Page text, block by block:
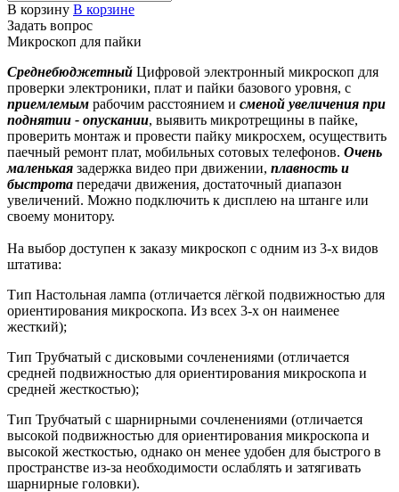
В корзину В корзине
Задать вопрос
Микроскоп для пайки
Среднебюджетный Цифровой электронный микроскоп для
проверки электроники, плат и пайки базового уровня, с
приемлемым рабочим расстоянием и сменой увеличения при
поднятии - опускании, выявить микротрещины в пайке,
проверить монтаж и провести пайку микросхем, осуществить
паечный ремонт плат, мобильных сотовых телефонов. Очень
маленькая задержка видео при движении, плавность и
быстрота передачи движения, достаточный диапазон
увеличений. Можно подключить к дисплею на штанге или
своему монитору.
На выбор доступен к заказу микроскоп с одним из 3-х видов
штатива:
Тип Настольная лампа (отличается лёгкой подвижностью для
ориентирования микроскопа. Из всех 3-х он наименее
жесткий);
Тип Трубчатый с дисковыми сочленениями (отличается
средней подвижностью для ориентирования микроскопа и
средней жесткостью);
Тип Трубчатый с шарнирными сочленениями (отличается
высокой подвижностью для ориентирования микроскопа и
высокой жесткостью, однако он менее удобен для быстрого в
пространстве из-за необходимости ослаблять и затягивать
шарнирные головки).